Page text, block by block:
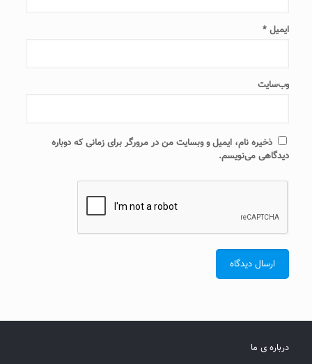
ایمیل *
وب‌سایت
ذخیره نام، ایمیل و وبسایت من در مرورگر برای زمانی که دوباره
دیدگاهی می‌نویسم.
درباره ی ما